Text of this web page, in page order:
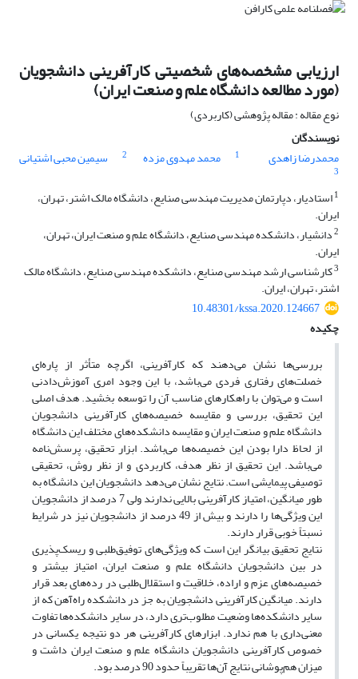
ارزیابی مشخصه‌های شخصیتی کارآفرینی دانشجویان
(مورد مطالعه دانشگاه علم و صنعت ایران)
نوع مقاله : مقاله پژوهشی (کاربردی)
نویسندگان
محمدرضا زاهدی
1 محمد مهدوی مزده 2 سیمین محبی اشتیانی
3
1استادیار، دپارتمان مدیریت مهندسی صنایع، دانشگاه مالک اشتر، تهران،
ایران.
2دانشیار، دانشکده مهندسی صنایع، دانشگاه علم و صنعت ایران، تهران،
ایران.
3کارشناسی ارشد مهندسی صنایع، دانشکده مهندسی صنایع، دانشگاه مالک
اشتر، تهران، ایران.
10.48301/kssa.2020.124667
چکیده
بررسی‌ها نشان می‌دهند که کارآفرینی، اگرچه متأثر از پاره‌ای
خصلت‌های رفتاری فردی می‌باشد، با این وجود امری آموزش‌دادنی
است و می‌توان با راهکارهای مناسب آن را توسعه بخشید. هدف اصلی
این تحقیق، بررسی و مقایسه خصیصه‌های کارآفرینی دانشجویان
دانشگاه علم و صنعت ایران و مقایسه دانشکده‌های مختلف این دانشگاه
از لحاظ دارا بودن این خصیصه‌ها می‌باشد. ابزار تحقیق، پرسش‌نامه
می‌باشد. این تحقیق از نظر هدف، کاربردی و از نظر روش، تحقیقی
توصیفی پیمایشی است. نتایج نشان می‌دهد دانشجویان این دانشگاه به
طور میانگین، امتیاز کارآفرینی بالایی ندارند ولی 7 درصد از دانشجویان
این ویژگی‌ها را دارند و بیش از 49 درصد از دانشجویان نیز در شرایط
نسبتاً خوبی قرار دارند.
نتایج تحقیق بیانگر این است که ویژگی‌های توفیق‌طلبی و ریسک‌پذیری
در بین دانشجویان دانشگاه علم و صنعت ایران، امتیاز بیشتر و
خصیصه‌های عزم و اراده، خلاقیت و استقلال‌طلبی در رده‌های بعد قرار
دارند. میانگین کارآفرینی دانشجویان به جز در دانشکده راه‌آهن که از
سایر دانشکده‌ها وضعیت مطلوب‌تری دارد، در سایر دانشکده‌ها تفاوت
معنی‌داری با هم ندارد. ابزار‌های کارآفرینی هر دو نتیجه یکسانی در
خصوص کارآفرینی دانشجویان دانشگاه علم و صنعت ایران داشت و
میزان هم‌پوشانی نتایج آن‌ها تقریباً حدود 90 درصد بود.